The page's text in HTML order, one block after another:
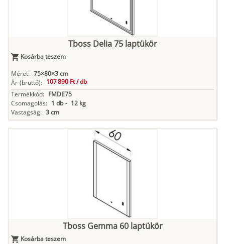
Tboss Delia 75 laptükör
Kosárba teszem
Méret: 75×80×3 cm
Ár (bruttó): 107 890 Ft /db
Termékkód: FMDE75
Csomagolás: 1 db - 12 kg
Vastagság: 3 cm
Tboss Gemma 60 laptükör
Kosárba teszem